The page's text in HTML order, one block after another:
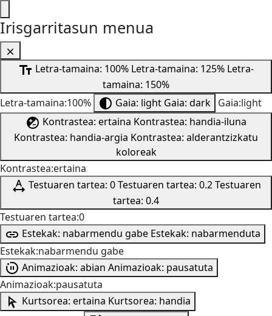
Irisgarritasun menua
Letra-tamaina: 100% Letra-tamaina: 125% Letra-
tamaina: 150%
Letra-tamaina:100%
Gaia: light Gaia: dark Gaia:light
Kontrastea: ertaina Kontrastea: handia-iluna
Kontrastea: handia-argia Kontrastea: alderantzizkatu
koloreak
Kontrastea:ertaina
Testuaren tartea: 0 Testuaren tartea: 0.2 Testuaren
tartea: 0.4
Testuaren tartea:0
Estekak: nabarmendu gabe Estekak: nabarmenduta
Estekak:nabarmendu gabe
Animazioak: abian Animazioak: pausatuta
Animazioak:pausatuta
Kurtsorea: ertaina Kurtsorea: handia